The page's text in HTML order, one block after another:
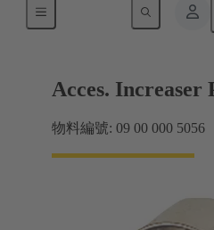
Acces. Increaser
物料編號: 09 00 000 5056